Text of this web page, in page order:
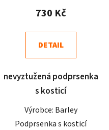
produktu
5,0
z
hvězdiček.
730 Kč
DETAIL
nevyztužená podprsenka
s kosticí
Výrobce: Barley
Podprsenka s kosticí